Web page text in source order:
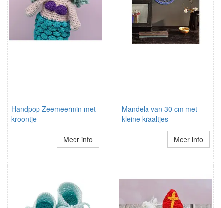
Handpop Zeemeermin met
kroontje
Meer info
Mandela van 30 cm met
kleine kraaltjes
Meer info